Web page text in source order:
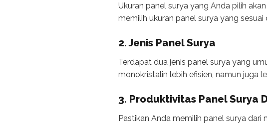
Ukuran panel surya yang Anda pilih
memilih ukuran panel surya yang
2. Jenis Panel Surya
Terdapat dua jenis panel surya yang
monokristalin lebih efisien, namun juga
3. Produktivitas Panel Surya
Pastikan Anda memilih panel surya dari